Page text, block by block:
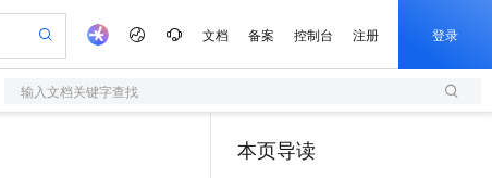
文档 备案 控制台 注册 登录
输入文档关键字查找
本页导读
轻量应用服务器
一句话生成原生可编辑精美 PPT 文稿
AI 活动
AI 生产力先锋
阿里云 OPC 创新助力计划
专业服务
计划 服务伙伴合作计划
Al MaaS 服务伙伴赋能合作
开发者社区
加入我们